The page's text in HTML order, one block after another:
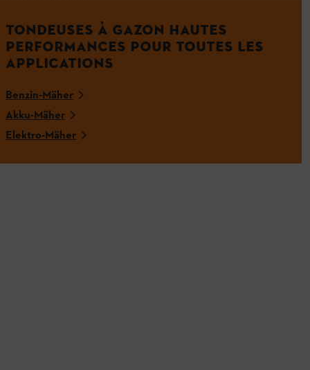
TONDEUSES À GAZON HAUTES
PERFORMANCES POUR TOUTES LES
APPLICATIONS
Benzin-Mäher
Akku-Mäher
Elektro-Mäher